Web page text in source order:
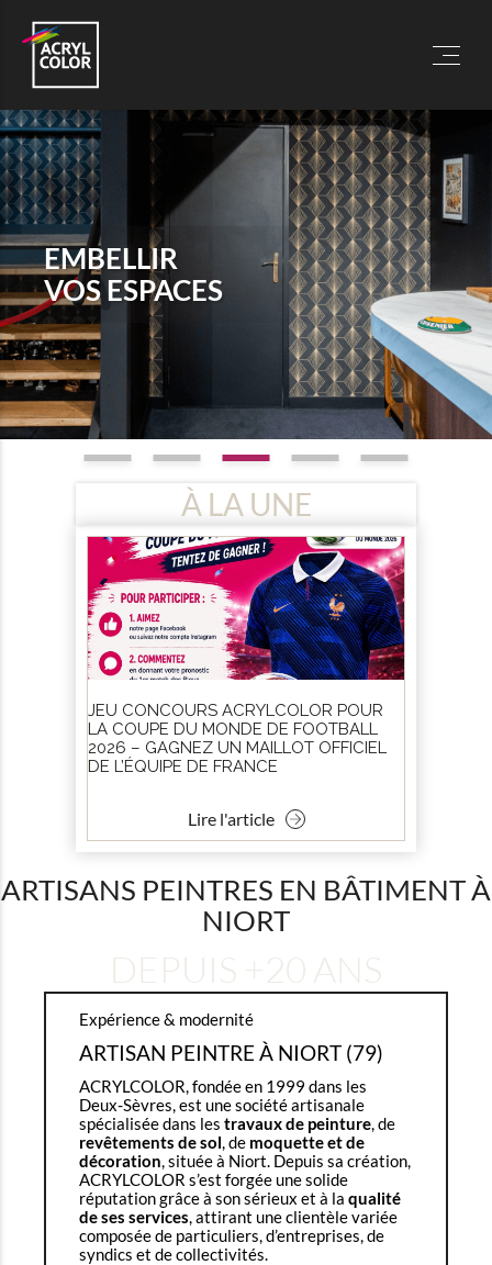
EMBELLIR
VOS ESPACES
À LA UNE
JEU CONCOURS ACRYLCOLOR POUR
LA COUPE DU MONDE DE FOOTBALL
2026 – GAGNEZ UN MAILLOT OFFICIEL
DE L’ÉQUIPE DE FRANCE
Lire l'article
ARTISANS PEINTRES EN BÂTIMENT À
NIORT
DEPUIS +20 ANS
Expérience & modernité
ARTISAN PEINTRE À NIORT (79)
ACRYLCOLOR, fondée en 1999 dans les
Deux-Sèvres, est une société artisanale
spécialisée dans les travaux de peinture, de
revêtements de sol, de moquette et de
décoration, située à Niort. Depuis sa création,
ACRYLCOLOR s’est forgée une solide
réputation grâce à son sérieux et à la qualité
de ses services, attirant une clientèle variée
composée de particuliers, d’entreprises, de
syndics et de collectivités.